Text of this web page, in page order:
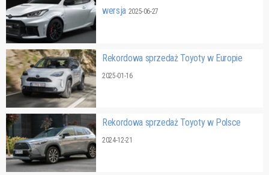
wersja 2025-06-27
Rekordowa sprzedaż Toyoty w Europie
2025-01-16
Rekordowa sprzedaż Toyoty w Polsce
2024-12-21